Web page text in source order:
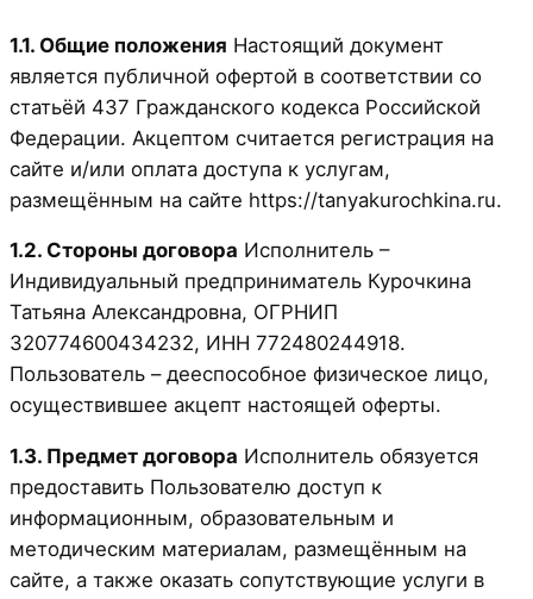
1.1. Общие положения Настоящий документ
является публичной офертой в соответствии со
статьёй 437 Гражданского кодекса Российской
Федерации. Акцептом считается регистрация на
сайте и/или оплата доступа к услугам,
размещённым на сайте https://tanyakurochkina.ru.
1.2. Стороны договора Исполнитель –
Индивидуальный предприниматель Курочкина
Татьяна Александровна, ОГРНИП
320774600434232, ИНН 772480244918.
Пользователь – дееспособное физическое лицо,
осуществившее акцепт настоящей оферты.
1.3. Предмет договора Исполнитель обязуется
предоставить Пользователю доступ к
информационным, образовательным и
методическим материалам, размещённым на
сайте, а также оказать сопутствующие услуги в